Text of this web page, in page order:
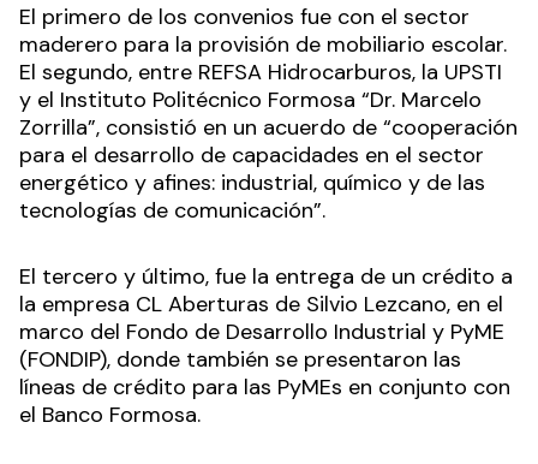
El primero de los convenios fue con el sector
maderero para la provisión de mobiliario escolar.
El segundo, entre REFSA Hidrocarburos, la UPSTI
y el Instituto Politécnico Formosa “Dr. Marcelo
Zorrilla”, consistió en un acuerdo de “cooperación
para el desarrollo de capacidades en el sector
energético y afines: industrial, químico y de las
tecnologías de comunicación”.
El tercero y último, fue la entrega de un crédito a
la empresa CL Aberturas de Silvio Lezcano, en el
marco del Fondo de Desarrollo Industrial y PyME
(FONDIP), donde también se presentaron las
líneas de crédito para las PyMEs en conjunto con
el Banco Formosa.